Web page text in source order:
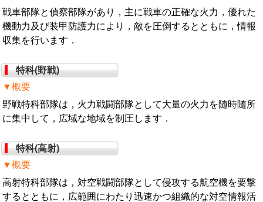
戦車部隊と偵察部隊があり，主に戦車の正確な火力，優れた
機動力及び装甲防護力により，敵を圧倒するとともに，情報
収集を行います．
特科(野戦)
▼概要
野戦特科部隊は，火力戦闘部隊として大量の火力を随時随所
に集中して，広域な地域を制圧します．
特科(高射)
▼概要
高射特科部隊は，対空戦闘部隊として侵攻する航空機を要撃
するとともに，広範囲にわたり迅速かつ組織的な対空情報活